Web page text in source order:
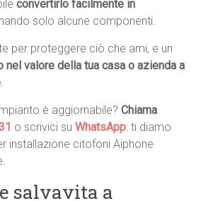
convertirlo facilmente in
solo alcune componenti.
per proteggere ciò che ami, e un
nel valore della tua casa o azienda a
.
è aggiornabile?Chiama
o scrivici suWhatsApp: ti diamo
installazione citofoni Aiphone
salvavita a